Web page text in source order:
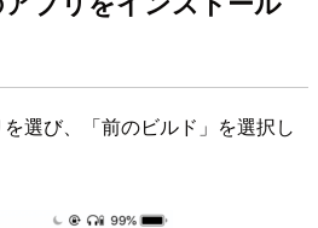
選び、「前のビルド」を選択し